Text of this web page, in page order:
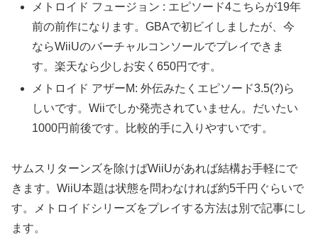
メトロイド フュージョン : エピソード4こちらが19年
前の前作になります。GBAで初ビイしましたが、今
ならWiiUのバーチャルコンソールでプレイできま
す。楽天なら少しお安く650円です。
メトロイド アザーM: 外伝みたくエピソード3.5(?)ら
しいです。Wiiでしか発売されていません。だいたい
1000円前後です。比較的手に入りやすいです。
サムスリターンズを除けばWiiUがあれば結構お手軽にで
きます。WiiU本題は状態を問わなければ約5千円ぐらいで
す。メトロイドシリーズをプレイする方法は別で記事にし
ます。